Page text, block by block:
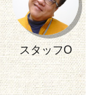
スタッフO